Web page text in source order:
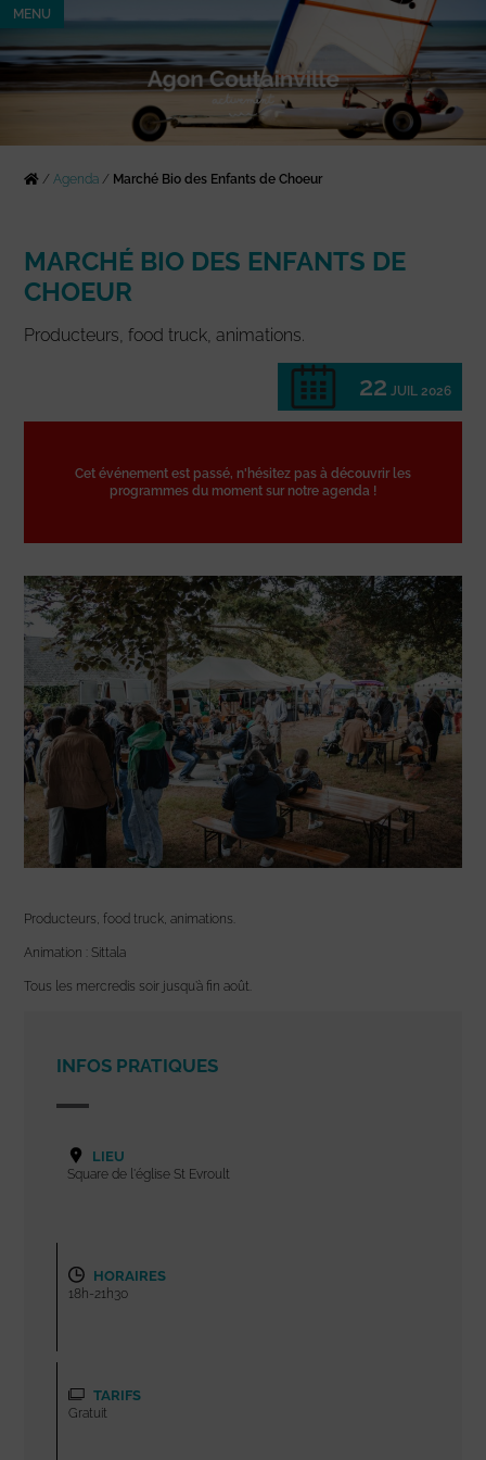
MENU
/Agenda / Marché Bio des Enfants de Choeur
MARCHÉ BIO DES ENFANTS DE
CHOEUR
Producteurs, food truck, animations.
22 JUIL 2026
Cet événement est passé, n'hésitez pas à découvrir les
programmes du moment sur notre agenda !
Producteurs, food truck, animations.
Animation : Sittala
Tous les mercredis soir jusqu’à fin août.
INFOS PRATIQUES
LIEU
Square de l'église St Evroult
HORAIRES
18h-21h30
TARIFS
Gratuit